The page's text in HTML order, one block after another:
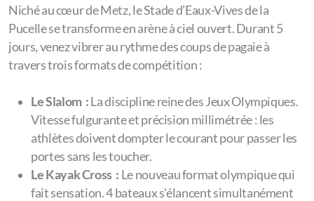
Niché au cœur de Metz, le Stade d'Eaux-Vives de la
Pucelle se transforme en arène à ciel ouvert. Durant 5
jours, venez vibrer au rythme des coups de pagaie à
travers trois formats de compétition :
Le Slalom :La discipline reine des Jeux Olympiques.
Vitesse fulgurante et précision millimétrée : les
athlètes doivent dompter le courant pour passer les
portes sans les toucher.
Le Kayak Cross : Le nouveau format olympique qui
fait sensation. 4 bateaux s'élancent simultanément